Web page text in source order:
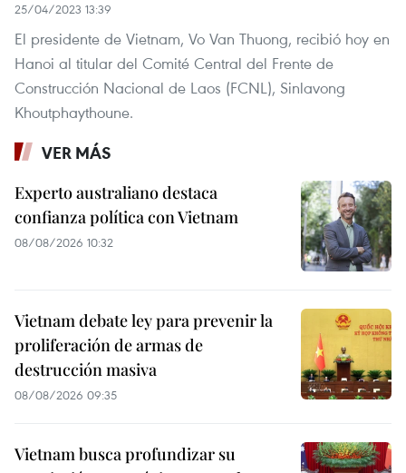
25/04/2023 13:39
El presidente de Vietnam, Vo Van Thuong, recibió hoy en
Hanoi al titular del Comité Central del Frente de
Construcción Nacional de Laos (FCNL), Sinlavong
Khoutphaythoune.
VER MÁS
Experto australiano destaca
confianza política con Vietnam
08/08/2026 10:32
Vietnam debate ley para prevenir la
proliferación de armas de
destrucción masiva
08/08/2026 09:35
Vietnam busca profundizar su